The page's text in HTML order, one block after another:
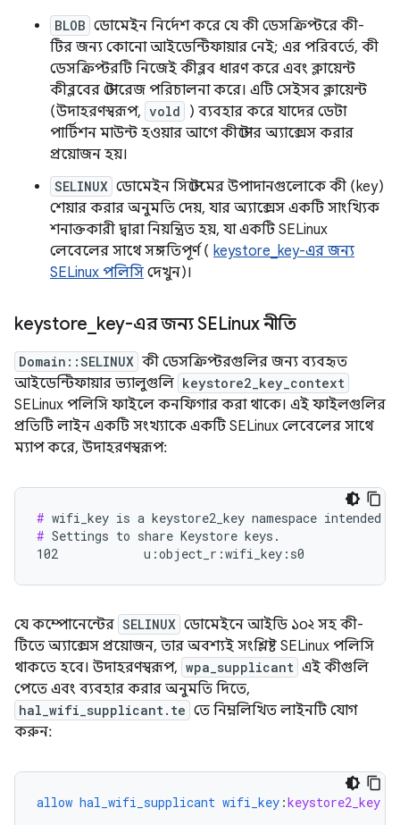
BLOB ডোমেইন নির্দেশ করে যে কী ডেসক্রিপ্টরে কী-
টির জন্য কোনো আইডেন্টিফায়ার নেই; এর পরিবর্তে, কী
ডেসক্রিপ্টরটি নিজেই কীব্লব ধারণ করে এবং ক্লায়েন্ট
কীব্লবের স্টোরেজ পরিচালনা করে। এটি সেইসব ক্লায়েন্ট
(উদাহরণস্বরূপ, vold
) ব্যবহার করে যাদের ডেটা
পার্টিশন মাউন্ট হওয়ার আগে কীস্টোর অ্যাক্সেস করার
প্রয়োজন হয়।
SELINUX ডোমেইন সিস্টেমের উপাদানগুলোকে কী (key)
শেয়ার করার অনুমতি দেয়, যার অ্যাক্সেস একটি সাংখ্যিক
শনাক্তকারী দ্বারা নিয়ন্ত্রিত হয়, যা একটি SELinux
লেবেলের সাথে সঙ্গতিপূর্ণ ( keystore_key-এর জন্য
SELinux পলিসি দেখুন)।
keystore key-এর জন্য SELinux নীতি
Domain::SELINUX কী ডেসক্রিপ্টরগুলির জন্য ব্যবহৃত
আইডেন্টিফায়ার ভ্যালুগুলি keystore2_key_context
SELinux পলিসি ফাইলে কনফিগার করা থাকে। এই ফাইলগুলির
প্রতিটি লাইন একটি সংখ্যাকে একটি SELinux লেবেলের সাথে
ম্যাপ করে, উদাহরণস্বরূপ:
#
# Settings to share Keystore keys.
102            u:object_r:wifi_key:s0
যে কম্পোনেন্টের SELINUX ডোমেইনে আইডি ১০২ সহ কী-
টিতে অ্যাক্সেস প্রয়োজন, তার অবশ্যই সংশ্লিষ্ট SELinux পলিসি
থাকতে হবে। উদাহরণস্বরূপ, wpa_supplicant এই কীগুলি
পেতে এবং ব্যবহার করার অনুমতি দিতে,
hal_wifi_supplicant.te তে নিম্নলিখিত লাইনটি যোগ
করুন:
allow hal_wifi_supplicant wifi_key :keystore2_key